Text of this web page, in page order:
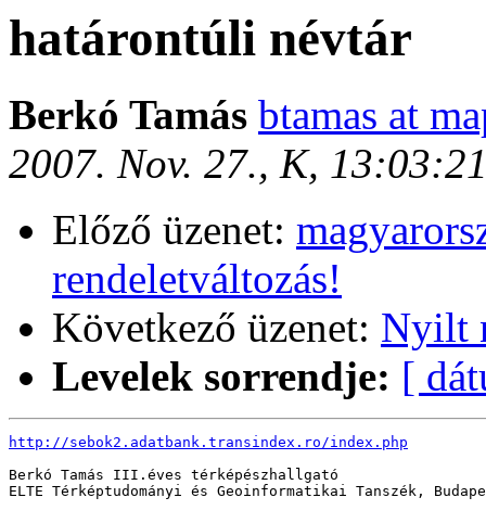
határontúli névtár
Berkó Tamás btamas at
2007. Nov. 27., K,
Előző üzenet:
rendeletváltozás!
Következő üzenet: Nyilt
Levelek sorrendje: [
http://sebok2.adatbank.transindex.ro/index.php
Berkó Tamás III.éves térképészhallgató
ELTE Térképtudományi és Geoinformatikai Tanszék,